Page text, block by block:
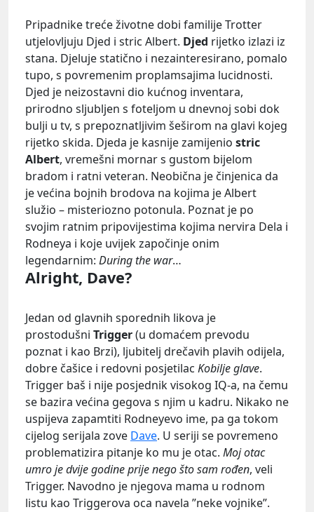
Pripadnike treće životne dobi familije Trotter
utjelovljuju Djed i stric Albert. Djed rijetko izlazi iz
stana. Djeluje statično i nezainteresirano, pomalo
tupo, s povremenim proplamsajima lucidnosti.
Djed je neizostavni dio kućnog inventara,
prirodno sljubljen s foteljom u dnevnoj sobi dok
bulji u tv, s prepoznatljivim šeširom na glavi kojeg
rijetko skida. Djeda je kasnije zamijenio stric
Albert, vremešni mornar s gustom bijelom
bradom i ratni veteran. Neobična je činjenica da
je većina bojnih brodova na kojima je Albert
služio – misteriozno potonula. Poznat je po
svojim ratnim pripovijestima kojima nervira Dela i
Rodneya i koje uvijek započinje onim
legendarnim: During the war…
Alright, Dave?
Jedan od glavnih sporednih likova je
prostodušni Trigger(u domaćem prevodu
poznat i kao Brzi), ljubitelj drečavih plavih odijela,
dobre čašice i redovni posjetilac Kobilje glave.
Trigger baš i nije posjednik visokog IQ-a, na čemu
se bazira većina gegova s njim u kadru. Nikako ne
uspijeva zapamtiti Rodneyevo ime, pa ga tokom
cijelog serijala zove Dave. U seriji se povremeno
problematizira pitanje ko mu je otac. Moj otac
umro je dvije godine prije nego što sam rođen, veli
Trigger. Navodno je njegova mama u rodnom
listu kao Triggerova oca navela ”neke vojnike”.